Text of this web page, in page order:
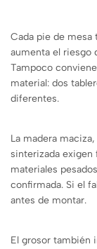
Cada pie de mesa
aumenta el riesgo
Tampoco
material: dos
diferentes.
La madera
sinterizada exigen
materiales
confirmada. Si el
antes de montar.
El grosor también